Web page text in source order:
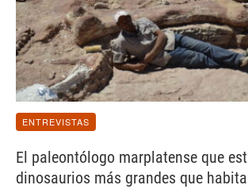
ENTREVISTAS
El paleontólogo marplatense que
dinosaurios más grandes que